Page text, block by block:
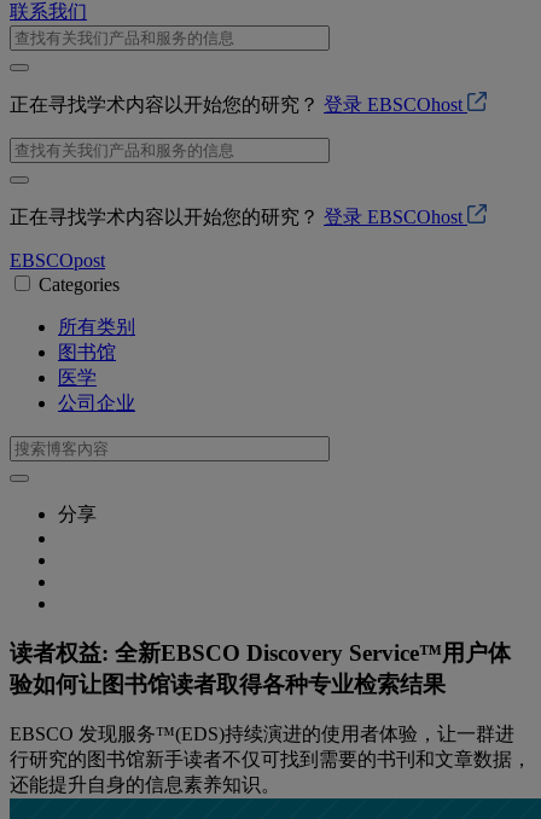
联系我们
正在寻找学术内容以开始您的研究？ 登录 EBSCOhost
正在寻找学术内容以开始您的研究？ 登录 EBSCOhost
EBSCOpost
Categories
所有类别
图书馆
医学
公司企业
分享
读者权益: 全新EBSCO Discovery Service™用户体
验如何让图书馆读者取得各种专业检索结果
EBSCO 发现服务™(EDS)持续演进的使用者体验，让一群进
行研究的图书馆新手读者不仅可找到需要的书刊和文章数据，
还能提升自身的信息素养知识。